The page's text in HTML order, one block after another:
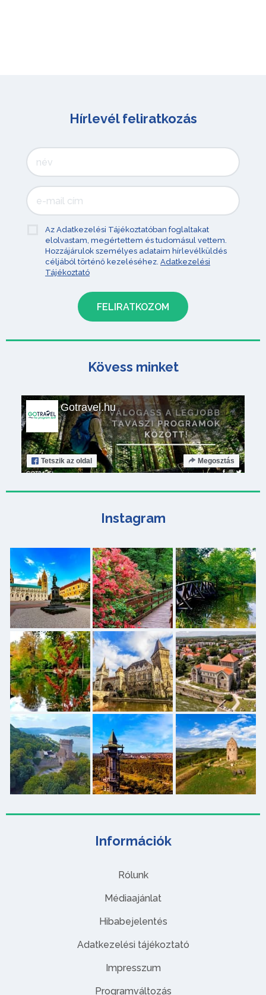
Információk
Rólunk
Médiaajánlat
Hibabejelentés
Adatkezelési tájékoztató
Impresszum
Programváltozás
Hírlevél feliratkozás
Az Adatkezelési Tájékoztatóban foglaltakat
elolvastam, megértettem és tudomásul vettem.
Hozzájárulok személyes adataim hírlevélküldés
céljából történő kezeléséhez. Adatkezelési
Tájékoztató
Kövess minket
Gotravel.hu
Tetszik az oldal Megosztás
Instagram